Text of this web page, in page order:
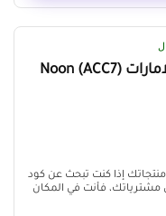
كود خصم نون الامارات (ACC7) Noon
إذا كنت تبحث عن كود
فأنت في المكان